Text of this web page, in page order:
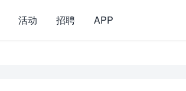
活动 招聘 APP